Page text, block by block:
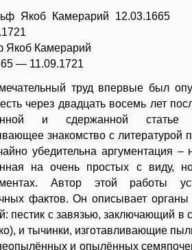
Якоб Камерарий
— 11.09.1721
труд впервые был
есть через двадцать восемь лет
и сдержанной статье
знакомство с литературой
убедительна аргументация –
на очень простых с виду,
Автор этой работы
фактов. Он описывает
пестик с завязью, заключающий в
и тычинки, изготавливающие
и опылённых